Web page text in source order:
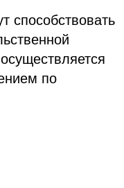
способствовать
по